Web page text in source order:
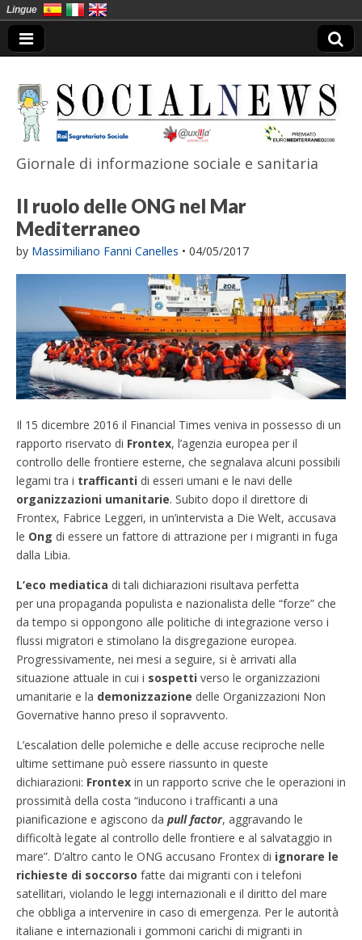
SocialNews
Giornale di informazione sociale e sanitaria
Il ruolo delle ONG nel Mar
Mediterraneo
by Massimiliano Fanni Canelles • 04/05/2017
Il 15 dicembre 2016 il Financial Times veniva in possesso di un
rapporto riservato di Frontex, l’agenzia europea per il
controllo delle frontiere esterne, che segnalava alcuni possibili
legami tra i trafficanti di esseri umani e le navi delle
organizzazioni umanitarie. Subito dopo il direttore di
Frontex, Fabrice Leggeri, in un’intervista a Die Welt, accusava
le Ong di essere un fattore di attrazione per i migranti in fuga
dalla Libia.
L’eco mediatica di tali dichiarazioni risultava perfetta
per una propaganda populista e nazionalista delle “forze” che
da tempo si oppongono alle politiche di integrazione verso i
flussi migratori e stimolano la disgregazione europea.
Progressivamente, nei mesi a seguire, si è arrivati alla
situazione attuale in cui i sospetti verso le organizzazioni
umanitarie e la demonizzazione delle Organizzazioni Non
Governative hanno preso il sopravvento.
L’escalation delle polemiche e delle accuse reciproche nelle
ultime settimane può essere riassunto in queste
dichiarazioni: Frontex in un rapporto scrive che le operazioni in
prossimità della costa “inducono i trafficanti a una
pianificazione e agiscono da pull factor, aggravando le
difficoltà legate al controllo delle frontiere e al salvataggio in
mare”. D’altro canto le ONG accusano Frontex di ignorare le
richieste di soccorso fatte dai migranti con i telefoni
satellitari, violando le leggi internazionali e il diritto del mare
che obbliga a intervenire in caso di emergenza. Per le autorità
italiane e internazionali i gommoni carichi di migranti in
Lingue